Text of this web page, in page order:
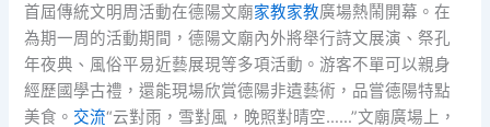
首屆傳統文明周活動在德陽文廟家教家教廣場熱鬧開幕。在
為期一周的活動期間，德陽文廟內外將舉行詩文展演、祭孔
年夜典、風俗平易近藝展現等多項活動。游客不單可以親身
經歷國學古禮，還能現場欣賞德陽非遺藝術，品嘗德陽特點
美食。 交流“云對雨，雪對風，晚照對晴空……”文廟廣場上，